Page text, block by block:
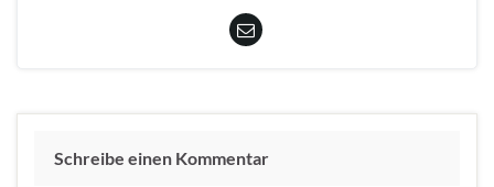
Schreibe einen Kommentar